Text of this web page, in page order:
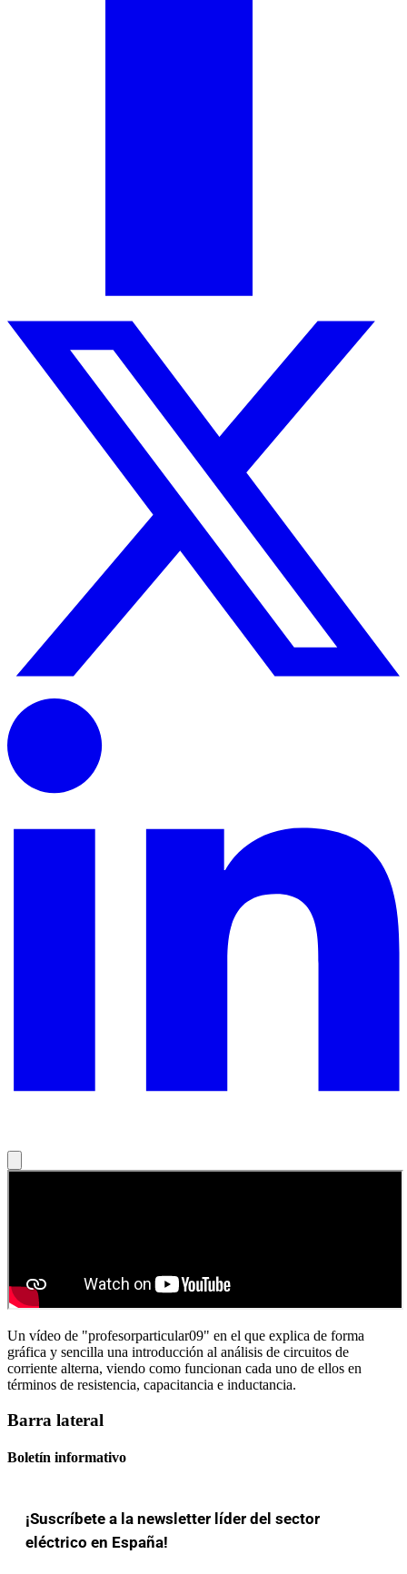
Un vídeo de "profesorparticular09" en el que explica de forma
gráfica y sencilla una introducción al análisis de circuitos de
corriente alterna, viendo como funcionan cada uno de ellos en
términos de resistencia, capacitancia e inductancia.
Barra lateral
Boletín informativo
¡Suscríbete a la newsletter líder del sector
eléctrico en España!